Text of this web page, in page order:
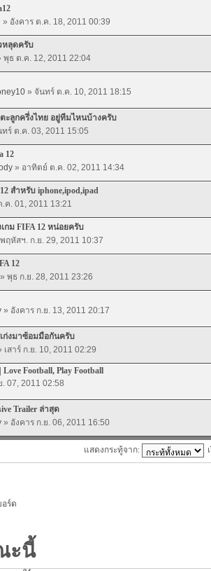
» อังคาร ต.ค. 18, 2011 00:39
หลุดครับ
พุธ ต.ค. 12, 2011 22:04
» จันทร์ ต.ค. 10, 2011 18:15
ตะลูกครึ่งไทย อยู่ทีมไหนบ้างครับ
ร์ ต.ค. 03, 2011 15:05
12
» อาทิตย์ ต.ค. 02, 2011 14:34
สำหรับ iphone,ipod,ipad
.ค. 01, 2011 13:21
กม FIFA 12 หน่อยครับ
ฤหัสฯ. ก.ย. 29, 2011 10:37
12
» พุธ ก.ย. 28, 2011 23:26
» อังคาร ก.ย. 13, 2011 20:17
เก่งมาซ้อมมือกันครับ
เสาร์ ก.ย. 10, 2011 02:29
Football, Play Football
. 07, 2011 02:58
Trailer ล่าสุด
» อังคาร ก.ย. 06, 2011 16:50
แสดงกระทู้จาก:
ร์ด
ะนี้